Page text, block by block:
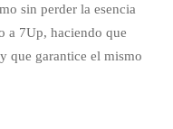
sin perder la esencia
a 7Up, haciendo que
que garantice el mismo